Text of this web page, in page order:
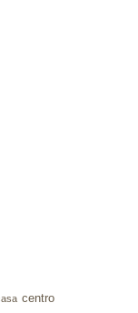
centro